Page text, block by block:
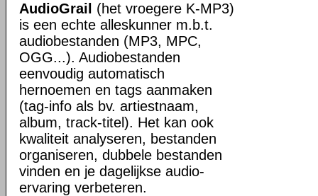
AudioGrail
(het vroegere K-MP3)
is een echte alleskunner m.b.t.
audiobestanden (MP3, MPC,
OGG...). Audiobestanden
eenvoudig automatisch
hernoemen en tags aanmaken
(tag-info als bv. artiestnaam,
album, track-titel). Het kan ook
kwaliteit analyseren, bestanden
organiseren, dubbele bestanden
vinden en je dagelijkse audio-
ervaring verbeteren.